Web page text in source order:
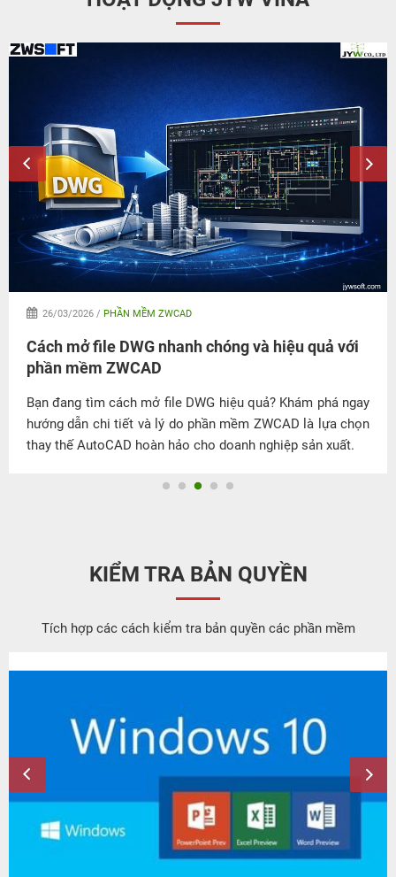
26/03/2026 / PHẦN MỀM ZWCAD
Cách mở file DWG nhanh chóng và hiệu quả với
phần mềm ZWCAD
Bạn đang tìm cách mở file DWG hiệu quả? Khám phá ngay
hướng dẫn chi tiết và lý do phần mềm ZWCAD là lựa chọn
thay thế AutoCAD hoàn hảo cho doanh nghiệp sản xuất.
KIỂM TRA BẢN QUYỀN
Tích hợp các cách kiểm tra bản quyền các phần mềm